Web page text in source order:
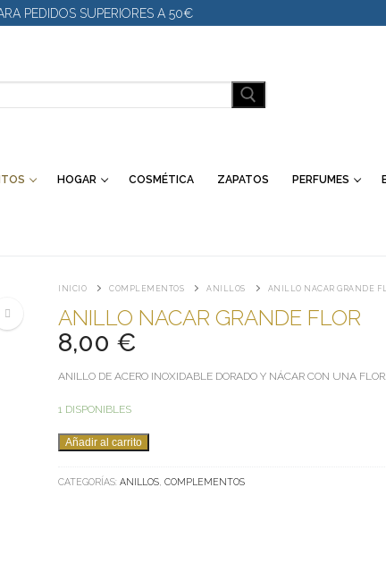
PEDIDOS SUPERIORES A 50€
HOGAR COSMÉTICA ZAPATOS PERFUMES
INICIO COMPLEMENTOS ANILLOS ANILLO NACAR GRANDE
ANILLO NACAR GRANDE FLOR
8,00 €
ANILLO DE ACERO INOXIDABLE DORADO Y NÁCAR CON UNA FLOR.
1 DISPONIBLES
ANILLO
GRANDE
Añadir al carrito
CATEGORÍAS: ANILLOS, COMPLEMENTOS